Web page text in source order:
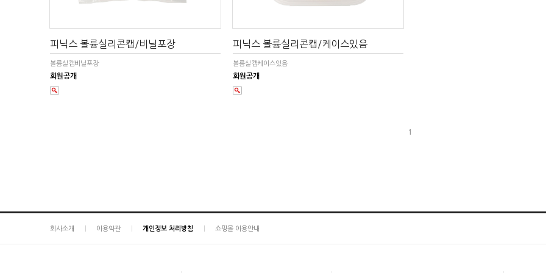
피닉스 볼륨실리콘캡/비닐포장
볼륨실캡비닐포장
회원공개
피닉스 볼륨실리콘캡/케이스있음
볼륨실캡케이스있음
회원공개
1
회사소개 이용약관 개인정보 처리방침 쇼핑몰 이용안내